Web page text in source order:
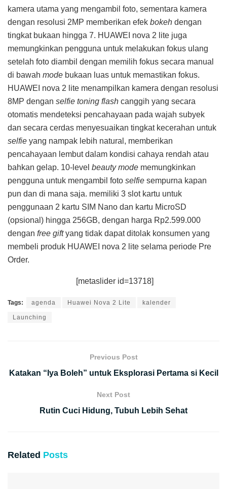
kamera utama yang mengambil foto, sementara kamera
dengan resolusi 2MP memberikan efek bokeh dengan
tingkat bukaan hingga 7. HUAWEI nova 2 lite juga
memungkinkan pengguna untuk melakukan fokus ulang
setelah foto diambil dengan memilih fokus secara manual
di bawah mode bukaan luas untuk memastikan fokus.
HUAWEI nova 2 lite menampilkan kamera dengan resolusi
8MP dengan selfie toning flash canggih yang secara
otomatis mendeteksi pencahayaan pada wajah subyek
dan secara cerdas menyesuaikan tingkat kecerahan untuk
selfie yang nampak lebih natural, memberikan
pencahayaan lembut dalam kondisi cahaya rendah atau
bahkan gelap. 10-level beauty mode memungkinkan
pengguna untuk mengambil foto selfie sempurna kapan
pun dan di mana saja. memiliki 3 slot kartu untuk
penggunaan 2 kartu SIM Nano dan kartu MicroSD
(opsional) hingga 256GB, dengan harga Rp2.599.000
dengan free giftyang tidak dapat ditolak konsumen yang
membeli produk HUAWEI nova 2 lite selama periode Pre
Order.
[metaslider id=13718]
Tags: agenda Huawei Nova 2 Lite kalender
Launching
Previous Post
Katakan “Iya Boleh” untuk Eksplorasi Pertama si Kecil
Next Post
Rutin Cuci Hidung, Tubuh Lebih Sehat
Related Posts